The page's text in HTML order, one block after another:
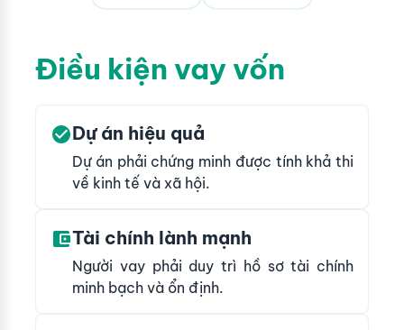
chế
cụm
lĩnh
đầu
tư,
đoạn
Điều kiện vay vốn
Dự án hiệu quả
Dự án phải chứng minh được tính khả thi
về kinh tế và xã hội.
Tài chính lành mạnh
Người vay phải duy trì hồ sơ tài chính
minh bạch và ổn định.